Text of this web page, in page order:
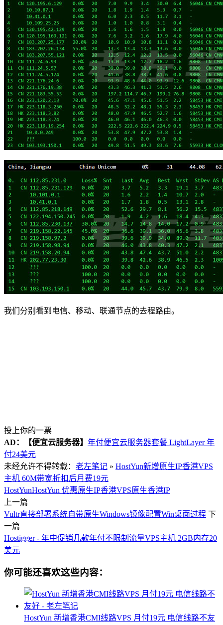
我们分别看到电信、移动、联通节点的去程路由。
投上你的一票
AD：
【便宜云服务器】 年付便宜云服务器套餐 LightLayer 年
付24美元
未经允许不得转载： 老左笔记 » HostYun新增原生IP香港VPS
主机 60M带宽折扣后月费19元
HostYunHostYun 优惠原生IP香港VPS原生香港IP
上一篇
Vultr直接部署系统自带原生Windows镜像配置Win桌面过程 下
一篇
Hostigger - 年中促销几款年付不限制流量VPS主机 2GB内存20
美元
你可能还喜欢这些内容：
HostYun 新增香港CMI线路VPS 月付19元 电信线路不友